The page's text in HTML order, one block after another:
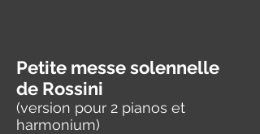
Petite messe solennelle
de Rossini
(version pour 2 pianos et
harmonium)